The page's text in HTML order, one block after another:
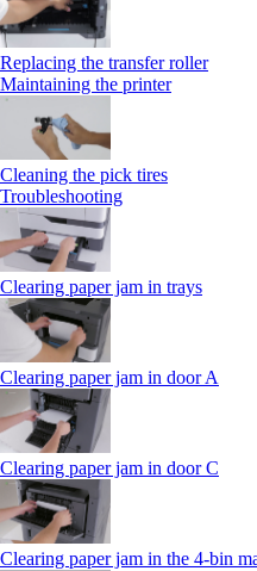
Replacing the transfer roller
Maintaining the printer
Cleaning the pick tires
Troubleshooting
Clearing paper jam in trays
Clearing paper jam in door A
Clearing paper jam in door C
Clearing paper jam in the 4‑bin